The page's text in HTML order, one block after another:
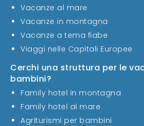
Vacanze al mare
Vacanze in montagna
Vacanze a tema fiabe
Viaggi nelle Capitali Europee
Cerchi una struttura per le
bambini?
Family hotel in montagna
Family hotel al mare
Agriturismi per bambini